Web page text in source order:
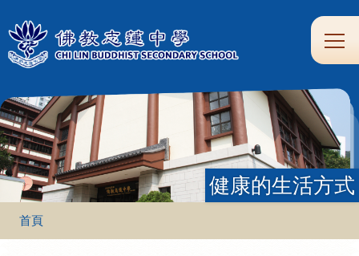
Main
生
涯
劃
家
校
作
校
友
圖
書
園
道
健康的生活方式
導
航
首頁